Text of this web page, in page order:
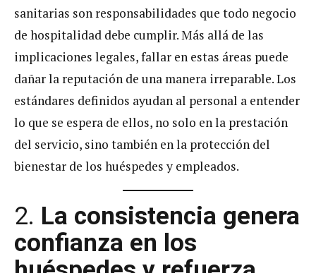
sanitarias son responsabilidades que todo negocio
de hospitalidad debe cumplir. Más allá de las
implicaciones legales, fallar en estas áreas puede
dañar la reputación de una manera irreparable. Los
estándares definidos ayudan al personal a entender
lo que se espera de ellos, no solo en la prestación
del servicio, sino también en la protección del
bienestar de los huéspedes y empleados.
2. La consistencia genera
confianza en los